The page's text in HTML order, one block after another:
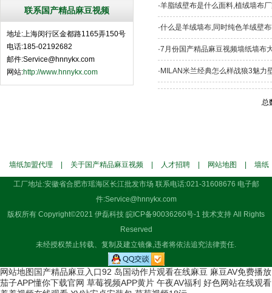
联系国产精品麻豆视频
地址:上海闵行区金都路1165弄150号
电话:185-02192682
邮件:Service@hnnykx.com
网站:http://www.hnnykx.com
·羊脂绒壁布是什么面料,植绒墙布
·什么是羊绒墙布,同时纯色羊绒壁
·7月份国产精品麻豆视频墙纸墙布
· MILAN米兰经典怎么样战狼3魅力
总
墙纸加盟代理 关于国产精品麻豆视频 人才招聘 网站地图 墙纸
样本
工厂地址:安徽省合肥市瑶海区长江批发市场 联系电话:021-31608676 电子邮
件:Service@hnnykx.com
版权所有 Copyright©2021 伊磊科技 皖ICP备90036260号-1 技术支持 All Rights
Reserved
未经授权禁止转载、复制及建立镜像,违者将依法追究法律责任.
网站地图 国产精品麻豆入口92 岛国动作片观看在线麻豆 麻豆AV免费播放
茄子APP懂你下载官网 草莓视频APP黄片 午夜AV福利 好色网站在线观看